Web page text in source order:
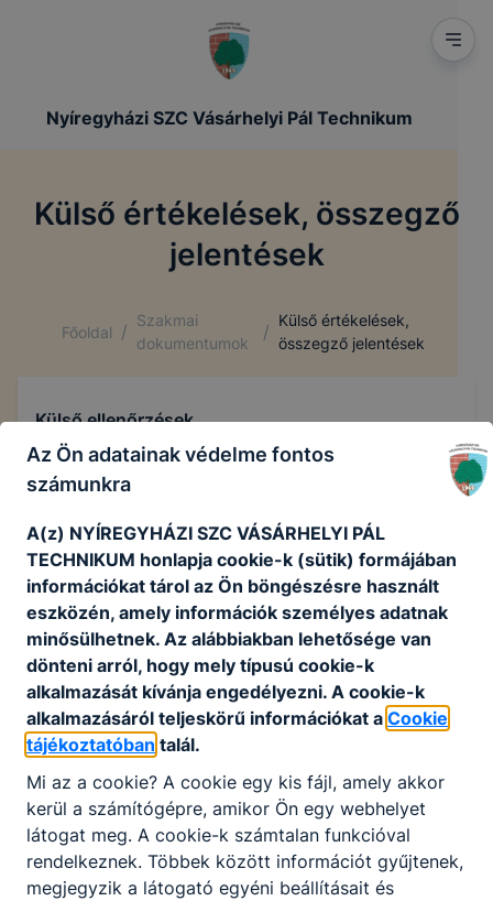
Nyíregyházi SZC Vásárhelyi Pál Technikum
Külső értékelések, összegző
jelentések
Főoldal /
Szakmai
dokumentumok
/
Külső értékelések,
összegző jelentések
Külső ellenőrzések
Külső értékelés 2025
https://nyir-
vasarhelyi.cms.intezmeny.edir.hu/uploads/IKK_Oss
zegzo_NYSZC_Vasarhelyi_int_4ae9048f09.pdf.
Külső értékelés 2021
https://nyir-
vasarhelyi.cms.intezmeny.edir.hu/uploads/4_Nyilva
nos_megallapitasokat_tartalmazo_vizsgalatok_elle
norzesek_EVISZ_2021_1_b98337d84c_7c4fb8a5b8.
pdf
Az Ön adatainak védelme fontos
számunkra
A(z) NYÍREGYHÁZI SZC VÁSÁRHELYI PÁL
TECHNIKUM honlapja cookie-k (sütik) formájában
információkat tárol az Ön böngészésre használt
eszközén, amely információk személyes adatnak
minősülhetnek. Az alábbiakban lehetősége van
dönteni arról, hogy mely típusú cookie-k
alkalmazását kívánja engedélyezni. A cookie-k
alkalmazásáról teljeskörű információkat a Cookie
tájékoztatóban talál.
Mi az a cookie? A cookie egy kis fájl, amely akkor
kerül a számítógépre, amikor Ön egy webhelyet
látogat meg. A cookie-k számtalan funkcióval
rendelkeznek. Többek között információt gyűjtenek,
megjegyzik a látogató egyéni beállításait és